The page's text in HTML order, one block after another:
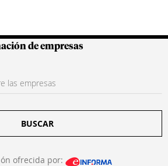
Colombianas
de empresas
BUSCAR
ofrecida por: